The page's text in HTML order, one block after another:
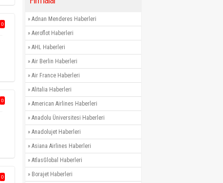
0
0
0
» Adnan Menderes Haberleri
» Aeroflot Haberleri
» AHL Haberleri
» Air Berlin Haberleri
» Air France Haberleri
» Alitalia Haberleri
» American Airlines Haberleri
» Anadolu Üniversitesi Haberleri
» Anadolujet Haberleri
» Asiana Airlines Haberleri
» AtlasGlobal Haberleri
» Borajet Haberleri